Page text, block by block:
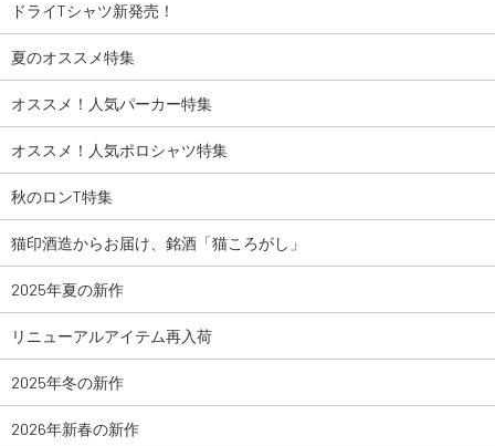
ドライTシャツ新発売！
夏のオススメ特集
オススメ！人気パーカー特集
オススメ！人気ポロシャツ特集
秋のロンT特集
猫印酒造からお届け、銘酒「猫ころがし」
2025年夏の新作
リニューアルアイテム再入荷
2025年冬の新作
2026年新春の新作